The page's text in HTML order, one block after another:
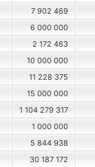
7 902 469
6 000 000
2 172 463
10 000 000
11 228 375
15 000 000
1 104 279 317
1 000 000
5 844 938
30 187 172